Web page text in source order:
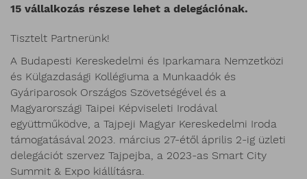
15 vállalkozás részese lehet a delegációnak.
Tisztelt Partnerünk!
A Budapesti Kereskedelmi és Iparkamara Nemzetközi
és Külgazdasági Kollégiuma a Munkaadók és
Gyáriparosok Országos Szövetségével és a
Magyarországi Taipei Képviseleti Irodával
együttműködve, a Tajpeji Magyar Kereskedelmi Iroda
támogatásával 2023. március 27-étől április 2-ig üzleti
delegációt szervez Tajpejba, a 2023-as Smart City
Summit & Expo kiállításra.